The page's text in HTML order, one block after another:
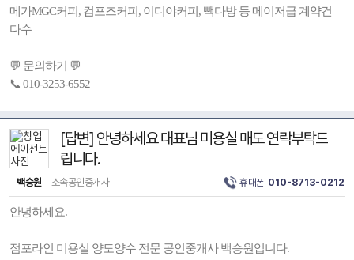
메가MGC커피, 컴포즈커피, 이디야커피, 빽다방 등 메이저급 계약건
다수
💬 문의하기 💬
📞 010-3253-6552
[답변] 안녕하세요 대표님 미용실 매도 연락부탁드
립니다.
백승원 소속공인중개사 휴대폰 010-8713-0212
안녕하세요.
점포라인 미용실 양도양수 전문 공인중개사 백승원입니다.